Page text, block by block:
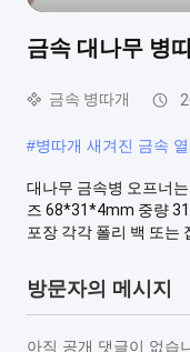
금속 대나무 병
금속 병따개
#병따개 새겨진 금속
대나무 금속병 오프너
즈 68*31*4mm 중량
포장 각각 폴리 백 또는
방문자의 메시지
아직 공개 댓글이 없습